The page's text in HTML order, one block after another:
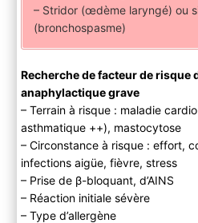
– Stridor (œdème laryngé) ou
(bronchospasme)
Recherche de facteur de risque
anaphylactique grave
– Terrain à risque : maladie
asthmatique ++), mastocytose
– Circonstance à risque : effort,
infections aigüe, fièvre, stress
– Prise de β-bloquant, d’AINS
– Réaction initiale sévère
– Type d’allergène